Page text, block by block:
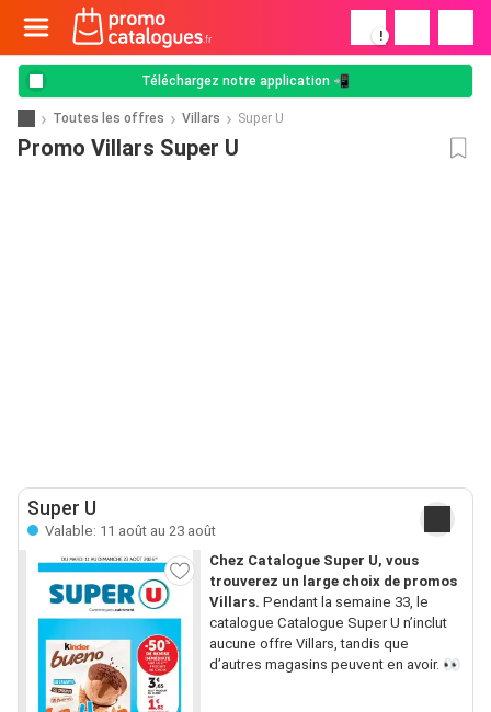
!
Téléchargez notre application 📲
Toutes les offres Villars Super U
Promo Villars Super U
Super U
Valable: 11 août au 23 août
Chez Catalogue Super U, vous
trouverez un large choix de promos
Villars. Pendant la semaine 33, le
catalogue Catalogue Super U n’inclut
aucune offre Villars, tandis que
d’autres magasins peuvent en avoir. 👀